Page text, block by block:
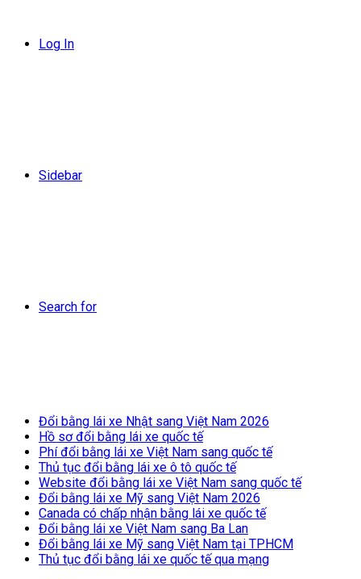
Log In
Sidebar
Search for
Đổi bằng lái xe Nhật sang Việt Nam 2026
Hồ sơ đổi bằng lái xe quốc tế
Phí đổi bằng lái xe Việt Nam sang quốc tế
Thủ tục đổi bằng lái xe ô tô quốc tế
Website đổi bằng lái xe Việt Nam sang quốc tế
Đổi bằng lái xe Mỹ sang Việt Nam 2026
Canada có chấp nhận bằng lái xe quốc tế
Đổi bằng lái xe Việt Nam sang Ba Lan
Đổi bằng lái xe Mỹ sang Việt Nam tại TPHCM
Thủ tục đổi bằng lái xe quốc tế qua mạng